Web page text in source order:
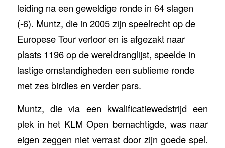
leiding na een geweldige ronde in 64 slagen
(-6). Muntz, die in 2005 zijn speelrecht op de
Europese Tour verloor en is afgezakt naar
plaats 1196 op de wereldranglijst, speelde in
lastige omstandigheden een sublieme ronde
met zes birdies en verder pars.
Muntz, die via een kwalificatiewedstrijd een
plek in het KLM Open bemachtigde, was naar
eigen zeggen niet verrast door zijn goede spel.